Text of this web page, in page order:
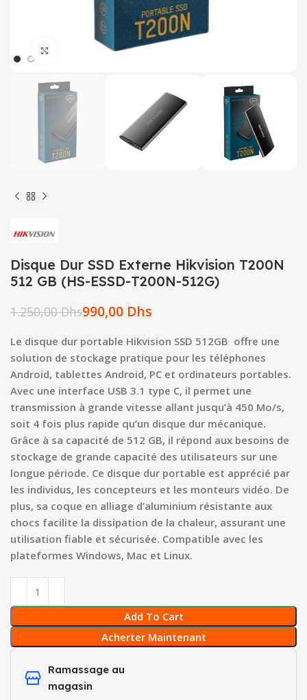
Click to enlarge
Disque Dur SSD Externe Hikvision T200N
512 GB (HS-ESSD-T200N-512G)
1.250,00Dhs990,00 Dhs
Le disque dur portable Hikvision SSD 512GB offre une
solution de stockage pratique pour les téléphones
Android, tablettes Android, PC et ordinateurs portables.
Avec une interface USB 3.1 type C, il permet une
transmission à grande vitesse allant jusqu’à 450 Mo/s,
soit 4 fois plus rapide qu’un disque dur mécanique.
Grâce à sa capacité de 512 GB, il répond aux besoins de
stockage de grande capacité des utilisateurs sur une
longue période. Ce disque dur portable est apprécié par
les individus, les concepteurs et les monteurs vidéo. De
plus, sa coque en alliage d’aluminium résistante aux
chocs facilite la dissipation de la chaleur, assurant une
utilisation fiable et sécurisée. Compatible avec les
plateformes Windows, Mac et Linux.
Add To Cart
Acherter Maintenant
Ramassage au
magasin